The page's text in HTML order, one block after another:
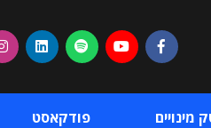
מינויים פודקאסט